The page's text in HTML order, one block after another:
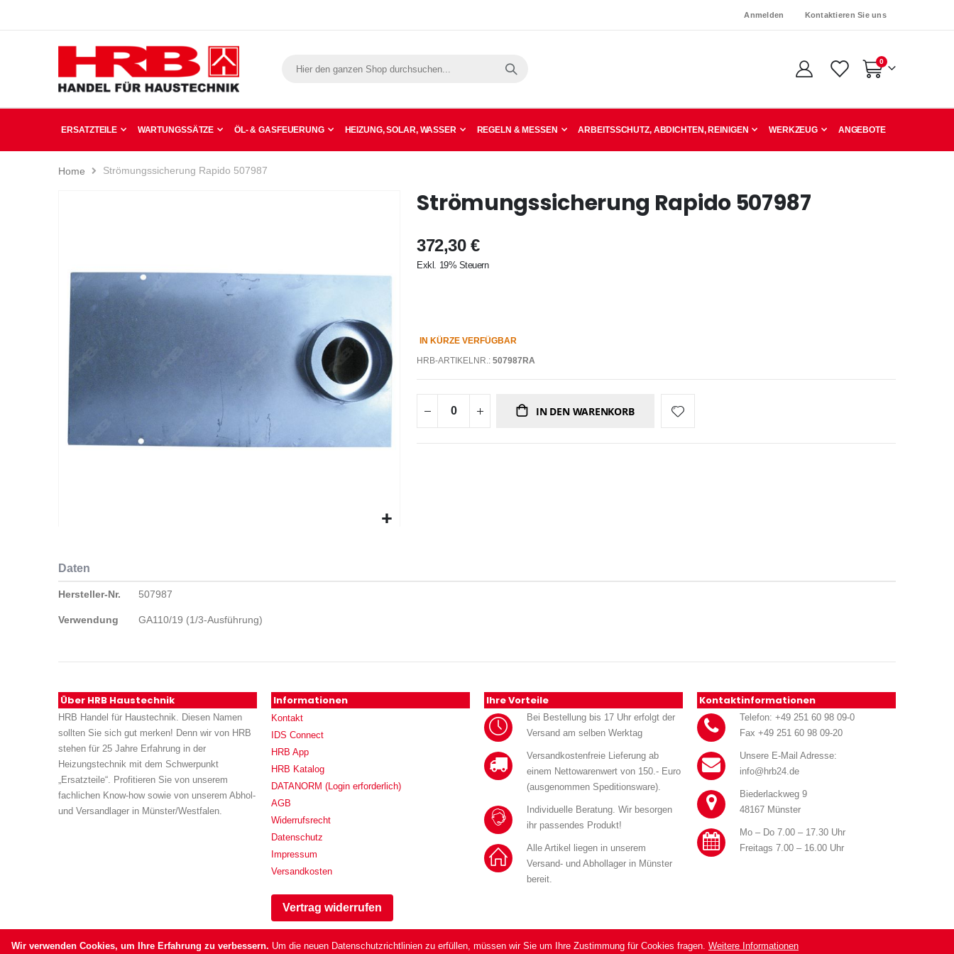
Wir verwenden Cookies, um Ihre Erfahrung zu verbessern. Um die neuen Datenschutzrichtlinien zu erfüllen, müssen wir Sie um Ihre Zustimmung für Cookies fragen. Weitere Informationen
Anmelden Kontaktieren Sie uns
Warenkorb
0Artikel
ERSATZTEILE WARTUNGSSÄTZE ÖL- & GASFEUERUNG HEIZUNG, SOLAR, WASSER REGELN & MESSEN ARBEITSSCHUTZ, ABDICHTEN, REINIGEN WERKZEUG ANGEBOTE
Home Strömungssicherung Rapido 507987
der
Bildergalerie
Strömungssicherung Rapido 507987
372,30 €
Exkl. 19% Steuern
IN KÜRZE VERFÜGBAR
HRB-ARTIKELNR.:507987RA
IN DEN WARENKORB
Daten
Daten
Hersteller-Nr. 507987
Verwendung GA110/19 (1/3-Ausführung)
Über HRB Haustechnik
HRB Handel für Haustechnik. Diesen Namen
sollten Sie sich gut merken! Denn wir von HRB
stehen für 25 Jahre Erfahrung in der
Heizungstechnik mit dem Schwerpunkt
„Ersatzteile“. Profitieren Sie von unserem
fachlichen Know-how sowie von unserem Abhol-
und Versandlager in Münster/Westfalen.
Informationen
Kontakt
IDS Connect
HRB App
HRB Katalog
DATANORM (Login erforderlich)
AGB
Widerrufsrecht
Datenschutz
Impressum
Versandkosten
Vertrag widerrufen
Ihre Vorteile
Bei Bestellung bis 17 Uhr erfolgt der
Versand am selben Werktag
Versandkostenfreie Lieferung ab
einem Nettowarenwert von 150.- Euro
(ausgenommen Speditionsware).
Individuelle Beratung. Wir besorgen
ihr passendes Produkt!
Alle Artikel liegen in unserem
Versand- und Abhollager in Münster
bereit.
Kontaktinformationen
Telefon: +49 251 60 98 09-0
Fax +49 251 60 98 09-20
Unsere E-Mail Adresse:
info@hrb24.de
Biederlackweg 9
48167 Münster
Mo – Do 7.00 – 17.30 Uhr
Freitags 7.00 – 16.00 Uhr